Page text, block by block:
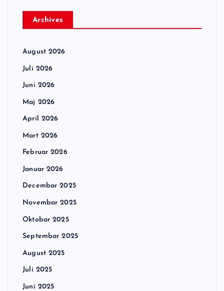
Archives
August 2026
Juli 2026
Juni 2026
Maj 2026
April 2026
Mart 2026
Februar 2026
Januar 2026
Decembar 2025
Novembar 2025
Oktobar 2025
Septembar 2025
August 2025
Juli 2025
Juni 2025